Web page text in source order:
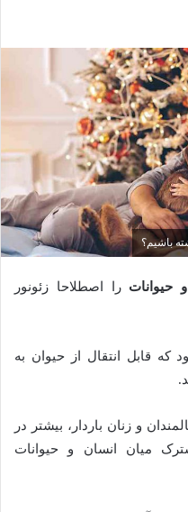
باشیم؟
حیوانات را اصطلاحا زئونور
که قابل انتقال از حیوان به
و زنان باردار، بیشتر در
میان انسان و حیوانات